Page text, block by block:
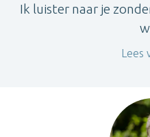
Ik luister naar je
Lees